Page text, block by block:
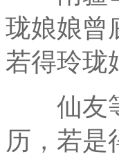
珑娘娘曾
若得玲珑
仙友等
历，若是